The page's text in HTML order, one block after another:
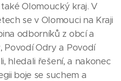
Olomoucký kraj. V
se v Olomouci na Kraji
odborníků z obcí a
Povodí Odry a Povodí
hledali řešení, a nakonec
boje se suchem a